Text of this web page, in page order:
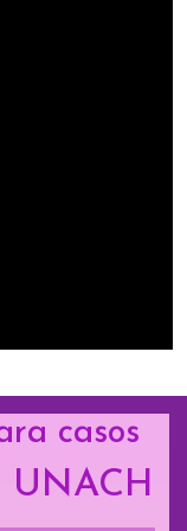
casos
UNACH